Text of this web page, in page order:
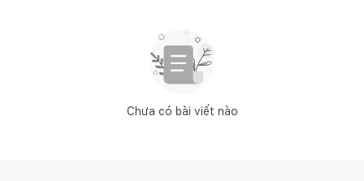
Chưa có bài viết nào